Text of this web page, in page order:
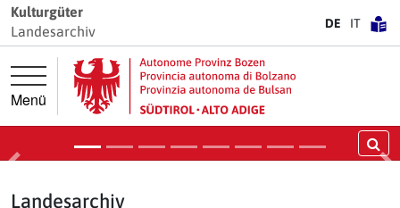
Springe direkt zur Hauptnavigation
Springe direkt zum Inhalt
Kulturgüter
Landesarchiv
DE IT
Menü
Das Landesarchiv: Zuständigkeiten
und Hausgeschichte
Aufbewahrung archivwürdiger Unterlagen
der öffentlichen Verwaltung
Mehr dazu
Landesarchiv